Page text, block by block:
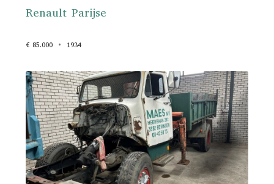
Renault Parijse
€ 85.000 1934